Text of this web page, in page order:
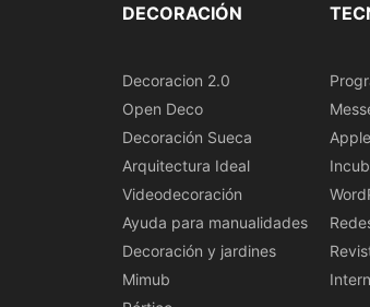
DECORACIÓN
Decoracion 2.0
Open Deco
Decoración Sueca
Arquitectura Ideal
Videodecoración
Ayuda para manualidades
Decoración y jardines
Mimub